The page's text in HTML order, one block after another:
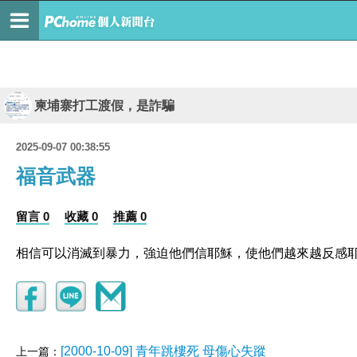
柬埔寨打工渡假，是詐騙
2025-09-07 00:38:55
福音武器
留言 0 收藏 0 推薦 0
相信可以消滅到暴力，強迫他們信耶穌，使他們越來越反感
上一篇： [2000-10-09] 青年跳樓死 母傷心失蹤